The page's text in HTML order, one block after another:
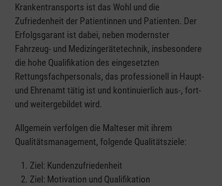
Krankentransports ist das Wohl und die
Zufriedenheit der Patientinnen und Patienten. Der
Erfolgsgarant ist dabei, neben modernster
Fahrzeug- und Medizingerätetechnik, insbesondere
die hohe Qualifikation des eingesetzten
Rettungsfachpersonals, das professionell in Haupt-
und Ehrenamt tätig ist und kontinuierlich aus-, fort-
und weitergebildet wird.
Allgemein verfolgen die Malteser mit ihrem
Qualitätsmanagement, folgende Qualitätsziele:
Ziel: Kundenzufriedenheit
Ziel: Motivation und Qualifikation